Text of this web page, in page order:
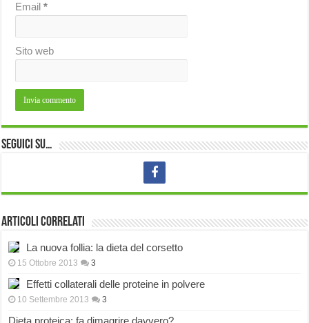
Email*
Sito web
Seguici su…
Articoli correlati
La nuova follia: la dieta del corsetto
15 Ottobre 2013 3
Effetti collaterali delle proteine in polvere
10 Settembre 2013 3